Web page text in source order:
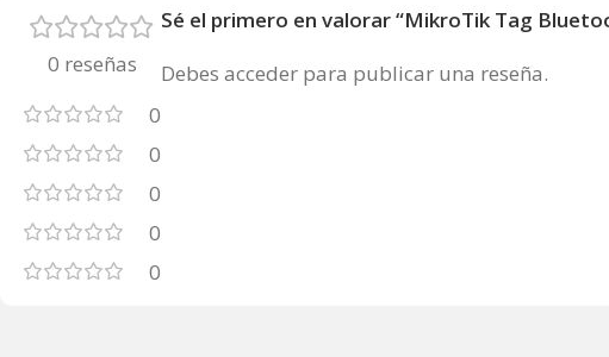
0 reseñas
0
0
0
0
0
Sé el primero en valorar “MikroTik Tag
Debes acceder para publicar una reseña.